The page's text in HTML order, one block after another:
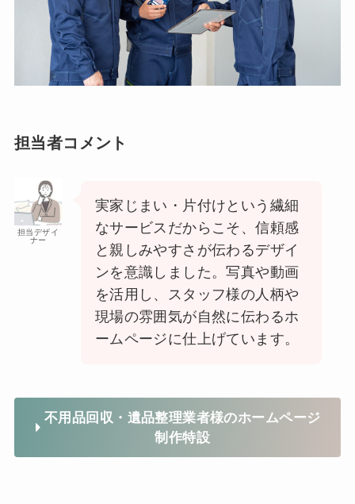
担当者コメント
担当デザイ
ナー
実家じまい・片付けという繊細
なサービスだからこそ、信頼感
と親しみやすさが伝わるデザイ
ンを意識しました。写真や動画
を活用し、スタッフ様の人柄や
現場の雰囲気が自然に伝わるホ
ームページに仕上げています。
不用品回収・遺品整理業者様のホームページ
制作特設